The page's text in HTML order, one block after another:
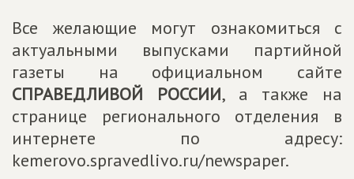
Все желающие могут ознакомиться с
актуальными выпусками партийной
газеты на официальном сайте
СПРАВЕДЛИВОЙ РОССИИ, а также на
странице регионального отделения в
интернете по адресу:
kemerovo.spravedlivo.ru/newspaper.